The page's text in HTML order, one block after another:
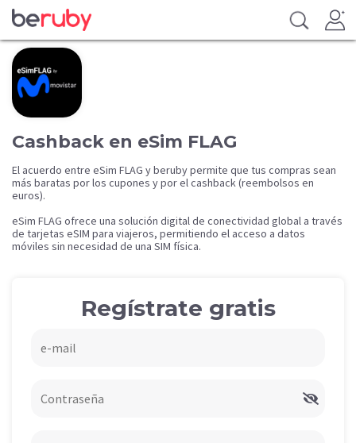
Cashback en eSim FLAG
El acuerdo entre eSim FLAG y beruby permite que tus compras sean
más baratas por los cupones y por el cashback (reembolsos en
euros).
eSim FLAG ofrece una solución digital de conectividad global a través
de tarjetas eSIM para viajeros, permitiendo el acceso a datos
móviles sin necesidad de una SIM física.
Regístrate gratis